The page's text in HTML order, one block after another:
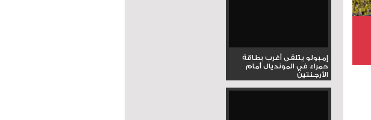
إمبولو يتلقى أغرب بطاقة
حمراء في المونديال أمام
الأرجنتين